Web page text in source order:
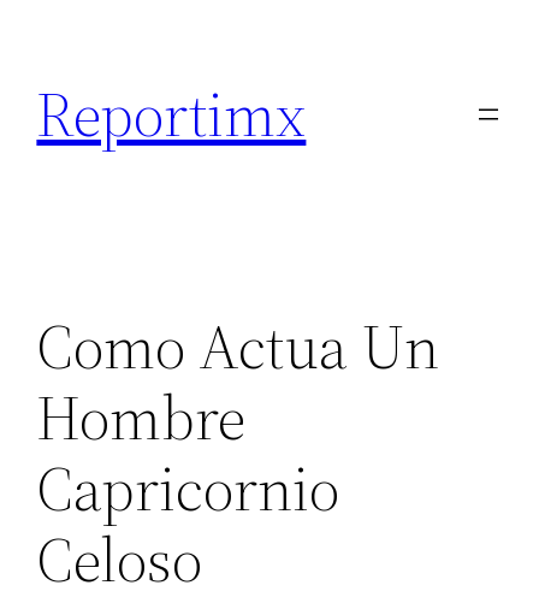
contenido
Reportimx
Como Actua Un
Hombre
Capricornio
Celoso